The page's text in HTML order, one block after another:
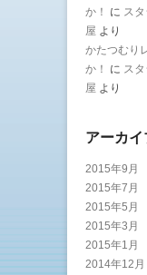
か！
に ス
屋 より
かたつむり
か！
に ス
屋 より
アーカイ
2015年9月
2015年7月
2015年5月
2015年3月
2015年1月
2014年12月